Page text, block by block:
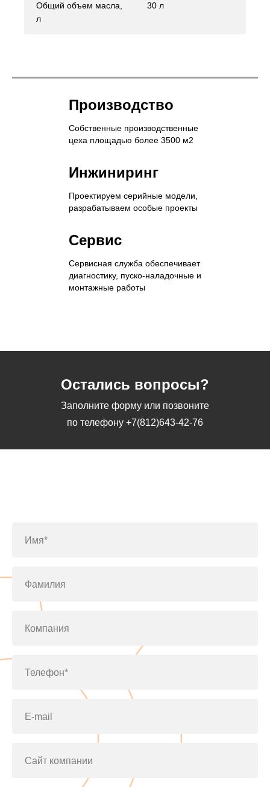
Общий объем масла,
л
30 л
Производство
Собственные производственные
цеха площадью более 3500 м2
Инжиниринг
Проектируем серийные модели,
разрабатываем особые проекты
Сервис
Сервисная служба обеспечивает
диагностику, пуско-наладочные и
монтажные работы
Остались вопросы?
Заполните форму или позвоните
по телефону +7(812)643-42-76
Имя*
Фамилия
Компания
Телефон*
E-mail
Сайт компании